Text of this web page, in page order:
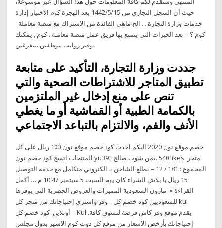
حيث أن السجل التجاري من 15‏‏/5‏‏/1442 بعد الهجرة كوم الاختيار إدارة
خدمات وزارة التجارة . . الخ ماهي الفائدة من الاشتراك مع منصة معاملة .
كوم ؟ – بعد الخبرات التي يتمتع بها فريق عمل منصة معاملة . كوم , يمكنك
توفير رواتب موظفين متفرغين
جددت وزارة التجارة، التأكيد على متابعة
تطبيق المتاجر للاشتراطات الصحية والتي
تنص على منع إدخال غير الملتزمين
بالكمامة الطبية أو القماشية أو ما يغطي
الأنف والفم، والالتزام بالتباعد الاجتماعي
خصم موقع نون 2020 اليكم احدث كود خصم موقع نون 100 ريال على كل
المنتجات انسخ كود خصم نون yu393 صالح ‎يمن شوب‎. 540 likes. ‎متجر
الكتروني متكامل مع خدمة التوصيل‎ المجموع : 181 / 12 = يطلع الشاحن بـ
15 ريال يا بلاش الشراء كان يوم السبت 5 سبتمبر 10:47 م … أكمل
القراءة » امازون السعودية المميزات والعروض الحصرية التي يوفرها
للسعوديين كود خصم كل .. وفر واشتري إحتياجاتك من متجر كل kul
أونلاين. كود خصم كل – Kul..يقدم موقع وفر كاش فرصة لتسوق كافة
إحتياجاتك بأرخص الاسعار من موقع كل دوت كوم الاشهر بدول مجلس